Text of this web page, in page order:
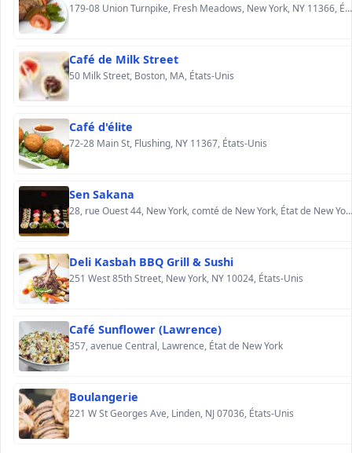
179-08 Union Turnpike, Fresh Meadows, New York, NY 11366, États-Unis
Café de Milk Street
50 Milk Street, Boston, MA, États-Unis
Café d'élite
72-28 Main St, Flushing, NY 11367, États-Unis
Sen Sakana
28, rue Ouest 44, New York, comté de New York, État de New York, États-Unis
Deli Kasbah BBQ Grill & Sushi
251 West 85th Street, New York, NY 10024, États-Unis
Café Sunflower (Lawrence)
357, avenue Central, Lawrence, État de New York
Boulangerie
221 W St Georges Ave, Linden, NJ 07036, États-Unis